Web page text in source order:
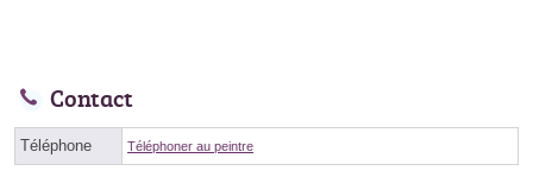
Contact
Téléphone Téléphoner au peintre